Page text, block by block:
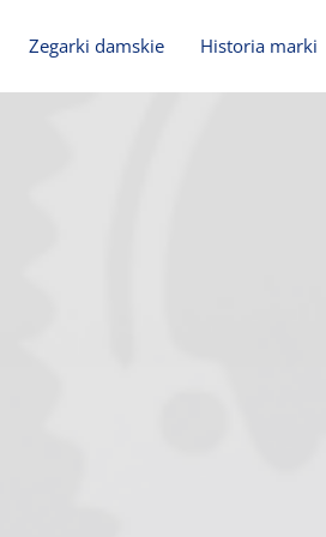
Zegarki damskie Historia marki